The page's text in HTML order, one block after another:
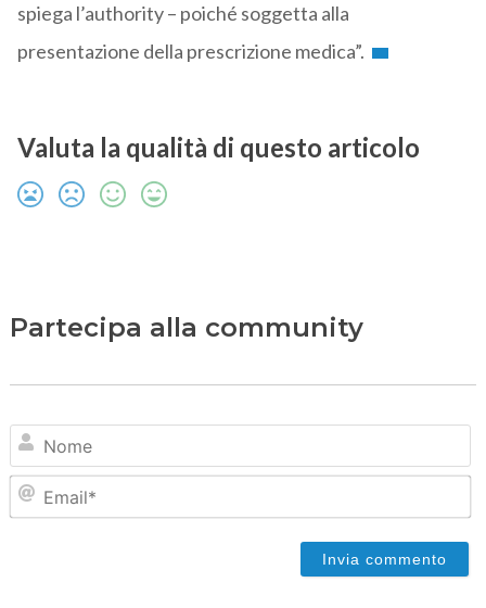
spiega l’authority – poiché soggetta alla
presentazione della prescrizione medica”.
Valuta la qualità di questo articolo
Partecipa alla community